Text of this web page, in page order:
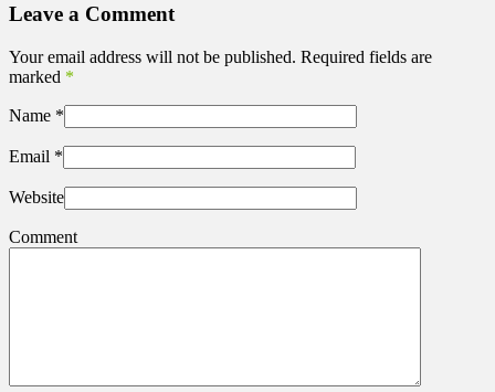
Leave a Comment
Your email address will not be published. Required fields are
marked *
Name *
Email *
Website
Comment